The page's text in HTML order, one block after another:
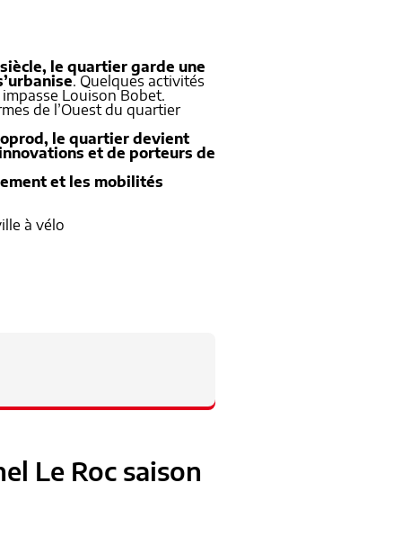
le quartier garde une
. Quelques activités
Louison Bobet.
de l’Ouest du quartier
le quartier devient
et de porteurs de
et les mobilités
à vélo
Le Roc saison